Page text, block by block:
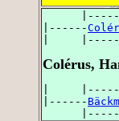
|------
|
Colérus,
|
|------